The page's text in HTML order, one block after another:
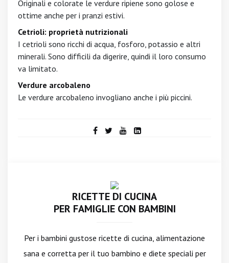
Originali e colorate le verdure ripiene sono golose e
ottime anche per i pranzi estivi.
Cetrioli: proprietà nutrizionali
I cetrioli sono ricchi di acqua, fosforo, potassio e altri
minerali. Sono difficili da digerire, quindi il loro consumo
va limitato.
Verdure arcobaleno
Le verdure arcobaleno invogliano anche i più piccini.
RICETTE DI CUCINA
PER FAMIGLIE CON BAMBINI
Per i bambini gustose ricette di cucina, alimentazione
sana e corretta per il tuo bambino e diete speciali per